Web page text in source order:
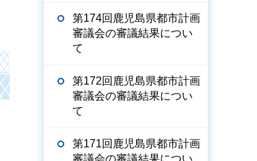
第174回鹿児島県都市計画
審議会の審議結果につい
て
第172回鹿児島県都市計画
審議会の審議結果につい
て
第171回鹿児島県都市計画
審議会の審議結果につい